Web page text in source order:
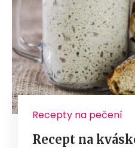
Recepty na pečení
Recept na